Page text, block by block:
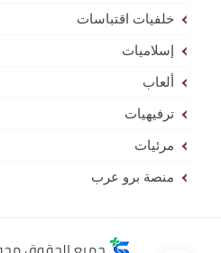
خلفيات اقتباسات
إسلاميات
ألعاب
ترفيهيات
مرئيات
منصة برو عرب